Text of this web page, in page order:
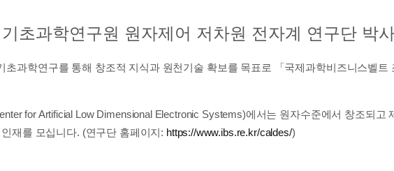
초과학연구원 원자제어 저차원 전자계 연구단 박
초과학연구를 통해 창조적 지식과 원천기술 확보를 목표로 「국제과학비즈니스벨
for Artificial Low Dimensional Electronic Systems)에서는 원자수준에서 창조되
재를 모십니다. (연구단 홈페이지: https://www.ibs.re.kr/caldes/)